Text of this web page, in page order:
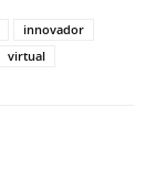
innovador
virtual